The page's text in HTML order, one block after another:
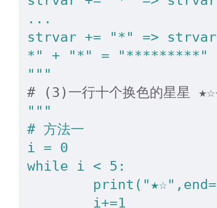
...
strvar += "*" =>
*" + "*" = "*********"
"""
# (3)一行十个换色的星星
"""
# 方法一
i = 0
while i < 5: